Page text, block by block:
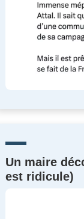
Un maire
est ridicule)